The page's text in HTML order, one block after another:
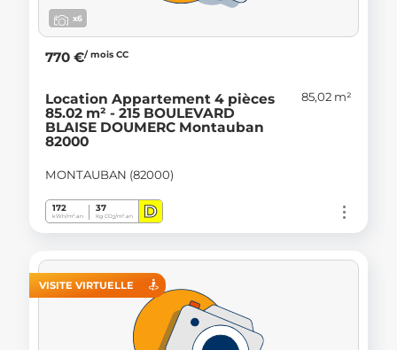
x6
770 €/ mois CC
Location Appartement 4 pièces
85.02 m² - 215 BOULEVARD
BLAISE DOUMERC Montauban
82000
85,02 m²
MONTAUBAN (82000)
172
kWh/m².an
37
Kg CO2/m².an D
VISITE VIRTUELLE